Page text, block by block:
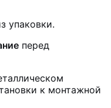
упаковки.
перед
к монтажной